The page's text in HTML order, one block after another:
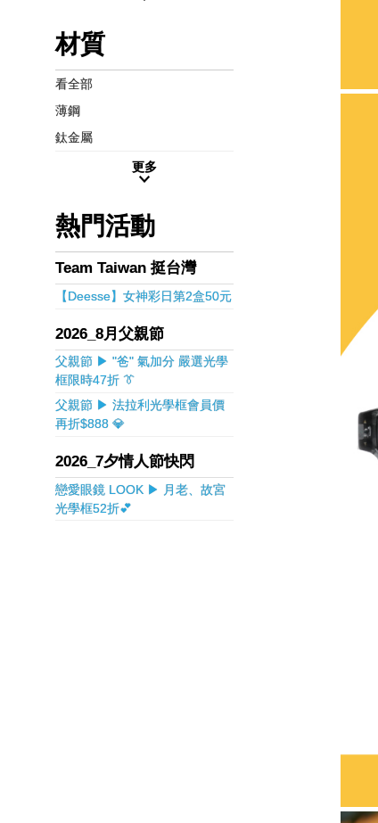
材質
看全部
薄鋼
鈦金屬
更多
熱門活動
Team Taiwan 挺台灣
【Deesse】女神彩日第2盒50元
2026_8月父親節
父親節 ▶ "爸" 氣加分 嚴選光學
框限時47折 👔
父親節 ▶ 法拉利光學框會員價
再折$888 💎
2026_7夕情人節快閃
戀愛眼鏡 LOOK ▶ 月老、故宮
光學框52折💕